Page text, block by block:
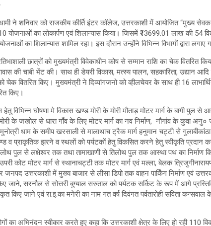
ने शनिवार को राजकीय कीर्ति इंटर कॉलेज, उत्तरकाशी में आयोजित “मुख्य सेवक
योजनाओं का लोकार्पण एवं शिलान्यास किया। जिसमें ₹13699.01 लाख की 54
का शिलान्यास शामिल रहा। इस दौरान उन्होंने विभिन्न विभागों द्वारा
छात्रों को मुख्यमंत्री विवेकाधीन कोष से सम्मान राशि का चेक वितरित
की चाबी भेंट की। साथ ही डेयरी विकास, मत्स्य पालन, सहकारिता, उद्यान आदि
चेक वितरित किए। मुख्यमंत्री ने दिव्यांगजनो को व्हीलचेयर के साथ ही 16
किए।
विभिन्न घोषणा मे विकास खण्ड मोरी के मोरी मौताड़ मोटर मार्ग के बागी पुल से
के जखोल से धारा गाँव के लिए मोटर मार्ग का नव निर्माण, नौगांव के कुवा अनु०
धाम के समीप खरसाली से मालाथाच ट्रैक मार्ग हनुमान चट्टी से
व प्राकृतिक झरने व स्थलों को पर्यटकों हेतु विकसित करने हेतु स्वीकृति प्रदान
पुल से लक्षेश्वर तक तथा तामाखाणी से तिलोथ पुल तक आस्था पथ का निर्माण
कोट मोटर मार्ग से स्थानाचट्टी तक मोटर मार्ग एवं मल्ला, बेलक त्रिजुगीनारायण
जनपद उत्तरकाशी में मुख्य बाजार से लीसा डिपो तक वाहन पार्किंग निर्माण एवं
किए जाने, सरनौल से सोत्तरी बुग्याल सरुताल को पर्यटक सर्किट के रूप में आगे
किए जाने एवं रा.इ.का मनेरी का नाम गत वर्ष दिवंगत पर्वतारोही सविता
का अभिनंदन स्वीकार करते हुए कहा कि उत्तरकाशी क्षेत्र के लिए हो रही 110